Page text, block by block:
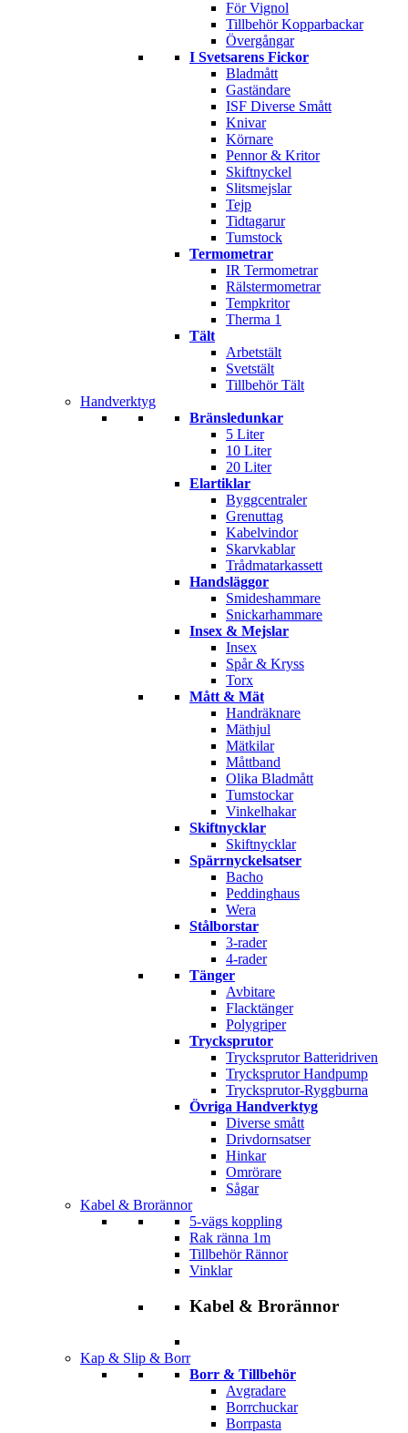
För Vignol
Tillbehör Kopparbackar
Övergångar
I Svetsarens Fickor
Bladmått
Gaständare
ISF Diverse Smått
Knivar
Körnare
Pennor & Kritor
Skiftnyckel
Slitsmejslar
Tejp
Tidtagarur
Tumstock
Termometrar
IR Termometrar
Rälstermometrar
Tempkritor
Therma 1
Tält
Arbetstält
Svetstält
Tillbehör Tält
Handverktyg
Bränsledunkar
5 Liter
10 Liter
20 Liter
Elartiklar
Byggcentraler
Grenuttag
Kabelvindor
Skarvkablar
Trådmatarkassett
Handsläggor
Smideshammare
Snickarhammare
Insex & Mejslar
Insex
Spår & Kryss
Torx
Mått & Mät
Handräknare
Mäthjul
Mätkilar
Måttband
Olika Bladmått
Tumstockar
Vinkelhakar
Skiftnycklar
Skiftnycklar
Spärrnyckelsatser
Bacho
Peddinghaus
Wera
Stålborstar
3-rader
4-rader
Tänger
Avbitare
Flacktänger
Polygriper
Trycksprutor
Trycksprutor Batteridriven
Trycksprutor Handpump
Trycksprutor-Ryggburna
Övriga Handverktyg
Diverse smått
Drivdornsatser
Hinkar
Omrörare
Sågar
Kabel & Brorännor
5-vägs koppling
Rak ränna 1m
Tillbehör Rännor
Vinklar
Kabel & Brorännor
Kap & Slip & Borr
Borr & Tillbehör
Avgradare
Borrchuckar
Borrpasta